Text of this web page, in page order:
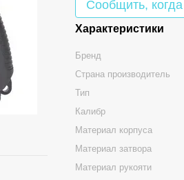
Сообщить,
Характеристики
Бренд
Страна производитель
Тип
Калибр
Материал корпуса
Материал затвора
Материал рукояти